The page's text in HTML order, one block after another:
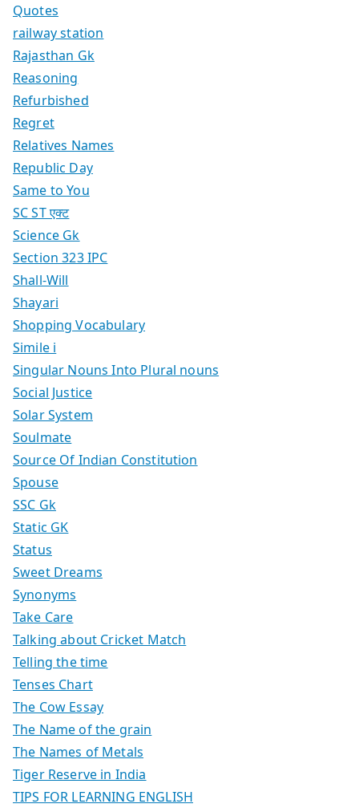
Quotes
railway station
Rajasthan Gk
Reasoning
Refurbished
Regret
Relatives Names
Republic Day
Same to You
SC ST एक्ट
Science Gk
Section 323 IPC
Shall-Will
Shayari
Shopping Vocabulary
Simile i
Singular Nouns Into Plural nouns
Social Justice
Solar System
Soulmate
Source Of Indian Constitution
Spouse
SSC Gk
Static GK
Status
Sweet Dreams
Synonyms
Take Care
Talking about Cricket Match
Telling the time
Tenses Chart
The Cow Essay
The Name of the grain
The Names of Metals
Tiger Reserve in India
TIPS FOR LEARNING ENGLISH